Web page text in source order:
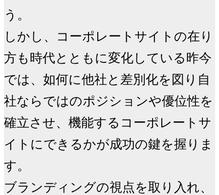
う。
しかし、コーポレートサイトの在り
方も時代とともに変化している昨今
では、如何に他社と差別化を図り自
社ならではのポジションや優位性を
確立させ、機能するコーポレートサ
イトにできるかが成功の鍵を握りま
す。
ブランディングの視点を取り入れ、